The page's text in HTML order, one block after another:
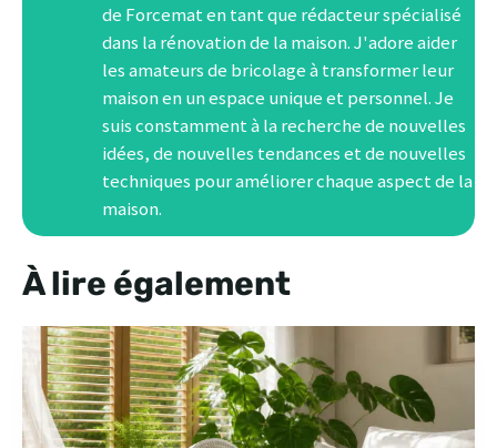
de Forcemat en tant que rédacteur spécialisé
dans la rénovation de la maison. J'adore aider
les amateurs de bricolage à transformer leur
maison en un espace unique et personnel. Je
suis constamment à la recherche de nouvelles
idées, de nouvelles tendances et de nouvelles
techniques pour améliorer chaque aspect de la
maison.
À lire également